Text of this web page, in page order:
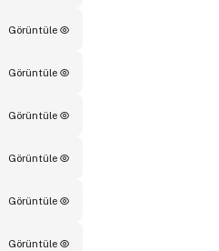
Görüntüle
Görüntüle
Görüntüle
Görüntüle
Görüntüle
Görüntüle